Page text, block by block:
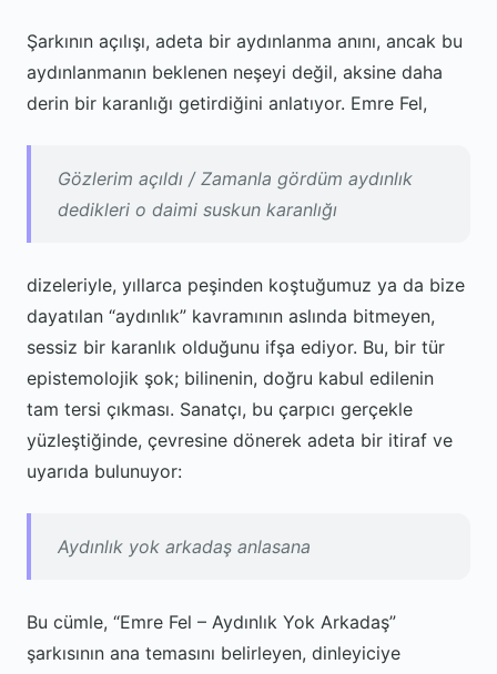
Şarkının açılışı, adeta bir aydınlanma anını, ancak bu
aydınlanmanın beklenen neşeyi değil, aksine daha
derin bir karanlığı getirdiğini anlatıyor. Emre Fel,
Gözlerim açıldı / Zamanla gördüm aydınlık
dedikleri o daimi suskun karanlığı
dizeleriyle, yıllarca peşinden koştuğumuz ya da bize
dayatılan “aydınlık” kavramının aslında bitmeyen,
sessiz bir karanlık olduğunu ifşa ediyor. Bu, bir tür
epistemolojik şok; bilinenin, doğru kabul edilenin
tam tersi çıkması. Sanatçı, bu çarpıcı gerçekle
yüzleştiğinde, çevresine dönerek adeta bir itiraf ve
uyarıda bulunuyor:
Aydınlık yok arkadaş anlasana
Bu cümle, “Emre Fel – Aydınlık Yok Arkadaş”
şarkısının ana temasını belirleyen, dinleyiciye